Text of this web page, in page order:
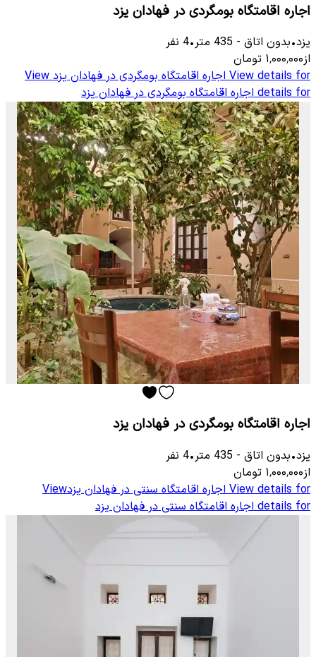
اجاره اقامتگاه بومگردی در فهادان یزد
یزد•بدون اتاق -
435 متر•
4 نفر
از۱٬۰۰۰٬۰۰۰ تومان
View details for اجاره اقامتگاه بومگردی در فهادان یزدView
details for اجاره اقامتگاه بومگردی در فهادان یزد
اجاره اقامتگاه بومگردی در فهادان یزد
یزد•بدون اتاق -
435 متر•
4 نفر
از۱٬۰۰۰٬۰۰۰ تومان
View details for اجاره اقامتگاه سنتی در فهادان یزدView
details for اجاره اقامتگاه سنتی در فهادان یزد